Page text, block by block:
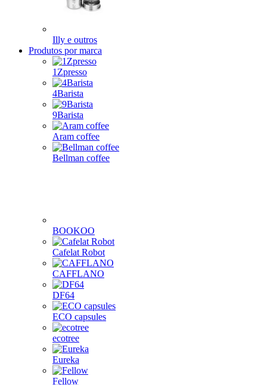
Illy e outros
Produtos por marca
1Zpresso
4Barista
9Barista
Aram coffee
Bellman coffee
BOOKOO
Cafelat Robot
CAFFLANO
DF64
ECO capsules
ecotree
Eureka
Fellow